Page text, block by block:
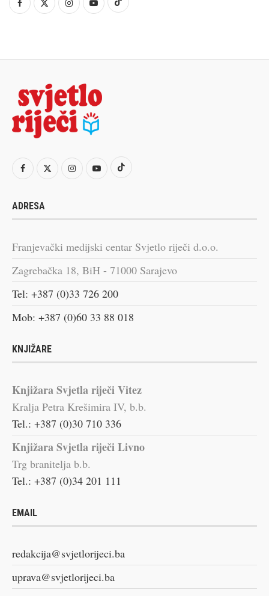
ADRESA
Franjevački medijski centar Svjetlo riječi d.o.o.
Zagrebačka 18, BiH - 71000 Sarajevo
Tel: +387 (0)33 726 200
Mob: +387 (0)60 33 88 018
KNJIŽARE
Knjižara Svjetla riječi Vitez
Kralja Petra Krešimira IV, b.b.
Tel.: +387 (0)30 710 336
Knjižara Svjetla riječi Livno
Trg branitelja b.b.
Tel.: +387 (0)34 201 111
EMAIL
redakcija@svjetlorijeci.ba
uprava@svjetlorijeci.ba